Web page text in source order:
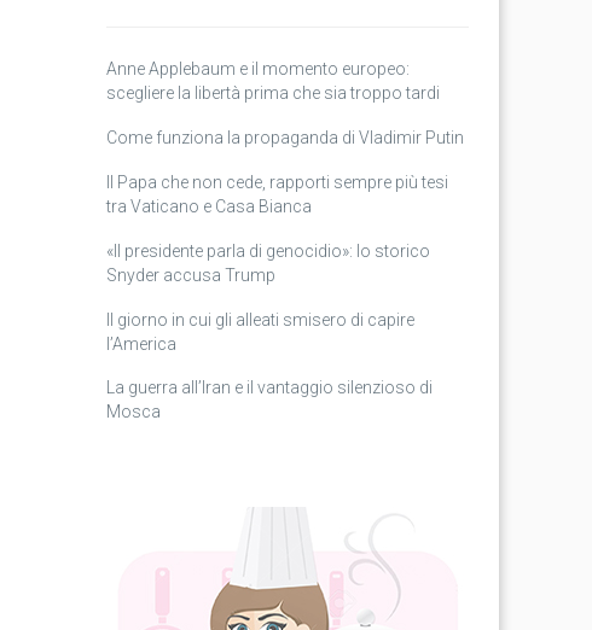
Anne Applebaum e il momento europeo:
scegliere la libertà prima che sia troppo tardi
Come funziona la propaganda di Vladimir Putin
Il Papa che non cede, rapporti sempre più tesi
tra Vaticano e Casa Bianca
«Il presidente parla di genocidio»: lo storico
Snyder accusa Trump
Il giorno in cui gli alleati smisero di capire
l’America
La guerra all’Iran e il vantaggio silenzioso di
Mosca